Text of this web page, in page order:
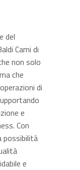
del
Carni di
non solo
che
di
e
Con
possibilità
e